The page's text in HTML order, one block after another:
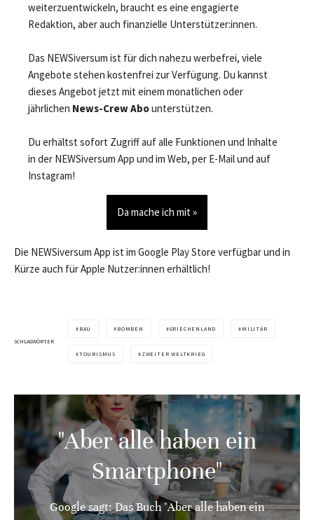
weiterzuentwickeln, braucht es eine engagierte
Redaktion, aber auch finanzielle Unterstützer:innen.
Das NEWSiversum ist für dich nahezu werbefrei, viele
Angebote stehen kostenfrei zur Verfügung. Du kannst
dieses Angebot jetzt mit einem monatlichen oder
jährlichen News-Crew Abounterstützen.
Du erhältst sofort Zugriff auf alle Funktionen und Inhalte
in der NEWSiversum App und im Web, per E-Mail und auf
Instagram!
Da mache ich mit »
Die NEWSiversum App ist im Google Play Store verfügbar und in
Kürze auch für Apple Nutzer:innen erhältlich!
SCHLAGWÖRTER
BAU BOMBEN GRIECHENLAND MILITÄR
TOURISMUS ZWEITER WELTKRIEG
"Aber alle haben ein
Smartphone"
Google sagt: Das Buch "Aber alle haben ein